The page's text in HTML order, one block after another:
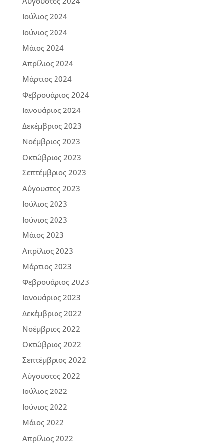
Ιούλιος 2024
Ιούνιος 2024
Μάιος 2024
Απρίλιος 2024
Μάρτιος 2024
Φεβρουάριος 2024
Ιανουάριος 2024
Δεκέμβριος 2023
Νοέμβριος 2023
Οκτώβριος 2023
Σεπτέμβριος 2023
Αύγουστος 2023
Ιούλιος 2023
Ιούνιος 2023
Μάιος 2023
Απρίλιος 2023
Μάρτιος 2023
Φεβρουάριος 2023
Ιανουάριος 2023
Δεκέμβριος 2022
Νοέμβριος 2022
Οκτώβριος 2022
Σεπτέμβριος 2022
Αύγουστος 2022
Ιούλιος 2022
Ιούνιος 2022
Μάιος 2022
Απρίλιος 2022